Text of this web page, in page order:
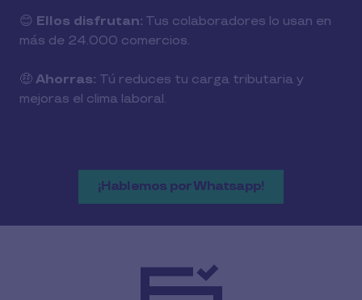
😊 Ellos disfrutan: Tus colaboradores lo usan en
más de 24.000 comercios.
🤑 Ahorras: Tú reduces tu carga tributaria y
mejoras el clima laboral.
¡Hablemos por Whatsapp!